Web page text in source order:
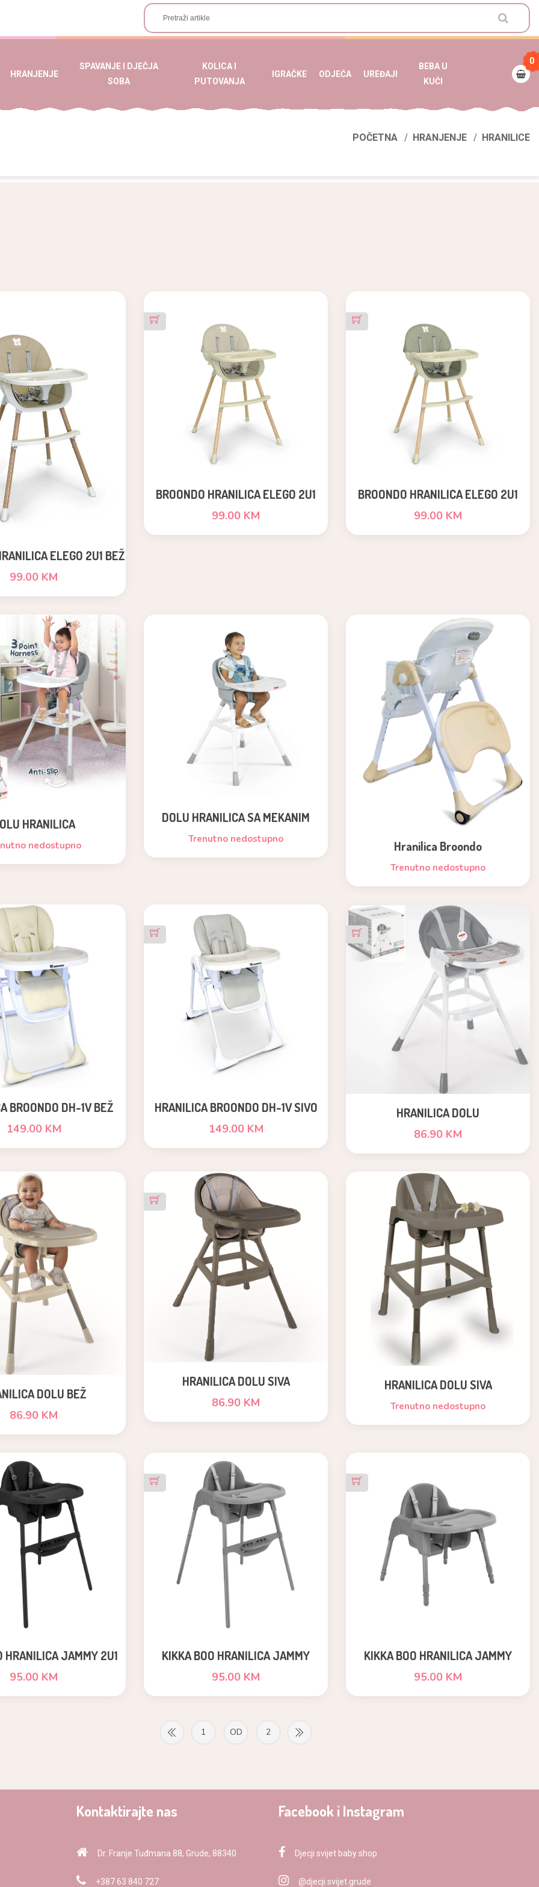
HRANJENJE
SPAVANJE I DJEČJA
SOBA
KOLICA I
PUTOVANJA
IGRAČKE ODJEĆA UREĐAJI
BEBA U
KUĆI
0
POČETNA HRANJENJE HRANILICE
ELEGO 2U1 BEŽ
99.00 KM
BROONDO HRANILICA ELEGO 2U1
KAMENO BIJELA
99.00 KM
BROONDO HRANILICA ELEGO 2U1
ZELENA
99.00 KM
HRANILICA
nedostupno
DOLU HRANILICA SA MEKANIM
UMETKOM
Trenutno nedostupno Hranilica Broondo
Trenutno nedostupno
BROONDO DH-1V BEŽ
149.00 KM
HRANILICA BROONDO DH-1V SIVO
149.00 KM
HRANILICA DOLU
86.90 KM
DOLU BEŽ
86.90 KM
HRANILICA DOLU SIVA
86.90 KM
HRANILICA DOLU SIVA
Trenutno nedostupno
HRANILICA JAMMY 2U1
BLACK
95.00 KM
KIKKA BOO HRANILICA JAMMY
2U1,GREY
95.00 KM
KIKKA BOO HRANILICA JAMMY
2U1,WHITE
95.00 KM
1 OD 2
Kontaktirajte nas
Dr. Franje Tuđmana 88, Grude, 88340
+387 63 840 727
Facebook i Instagram
Djecji svijet baby shop
@djecji.svijet.grude